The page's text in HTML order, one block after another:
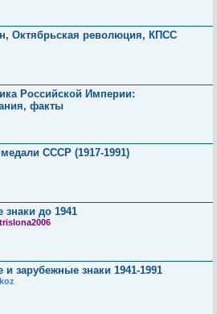
Октябрьская революция, КПСС
Российской Империи:
факты
СССР (1917-1991)
знаки до 1941
trislona2006
и зарубежные знаки 1941-1991
koz